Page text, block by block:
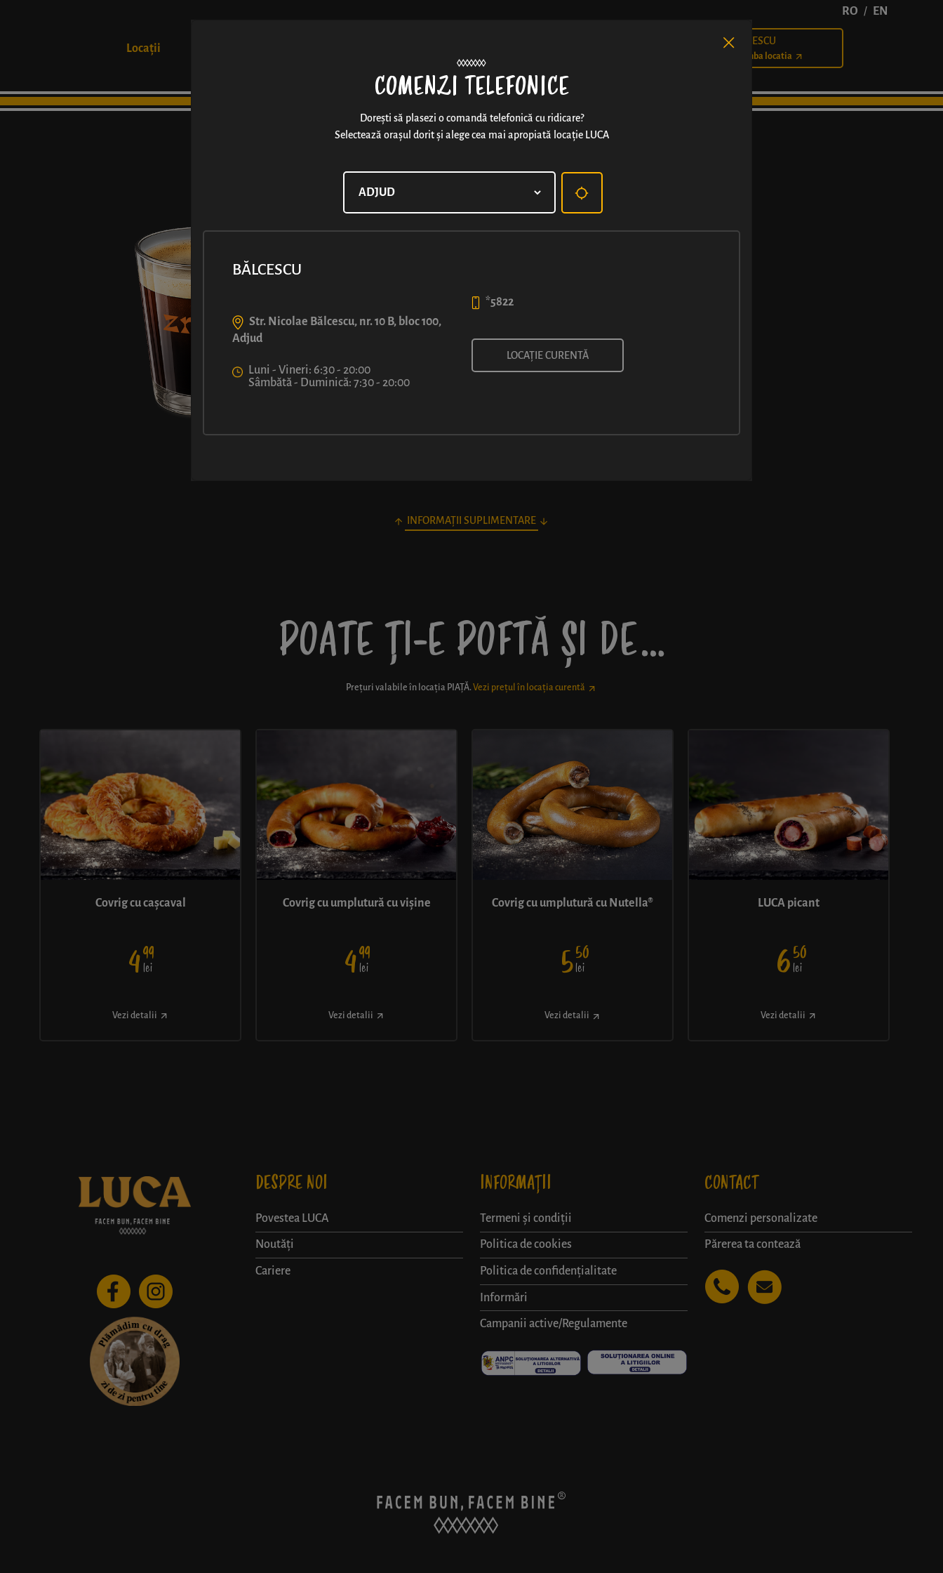
Locații
BĂLCESCU
Schimba locatia
RO / EN
CAFEA LUNGĂ
lei
INFORMAȚII SUPLIMENTARE
POATE ȚI-E POFTĂ ȘI DE…
Prețuri valabile în locația PIAȚĂ. Vezi prețul în locația curentă
Covrig cu cașcaval
499
lei
Vezi detalii
Covrig cu umplutură cu vișine
499
lei
Vezi detalii
Covrig cu umplutură cu Nutella®
550
lei
Vezi detalii
LUCA picant
650
lei
Vezi detalii
DESPRE NOI
Povestea LUCA
Noutăți
Cariere
INFORMAȚII
Termeni și condiții
Politica de cookies
Politica de confidențialitate
Informări
Campanii active/Regulamente
CONTACT
Comenzi personalizate
Părerea ta contează
COMENZI TELEFONICE
Dorești să plasezi o comandă telefonică cu ridicare?
Selectează orașul dorit și alege cea mai apropiată locație LUCA
BĂLCESCU
Str. Nicolae Bălcescu, nr. 10 B, bloc 100,
Adjud
Luni - Vineri: 6:30 - 20:00
Sâmbătă - Duminică: 7:30 - 20:00
*5822
LOCAȚIE CURENTĂ